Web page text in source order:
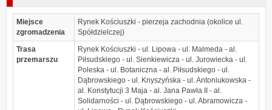
Miejsce
zgromadzenia
Rynek Kościuszki - pierzeja zachodnia (okolice ul.
Spółdzielczej)
Trasa
przemarszu
Rynek Kościuszki - ul. Lipowa - ul. Malmeda - al.
Piłsudskiego - ul. Sienkiewicza - ul. Jurowiecka - ul.
Poleska - ul. Botaniczna - al. Piłsudskiego - ul.
Dąbrowskiego - ul. Knyszyńska - ul. Antoniukowska -
al. Konstytucji 3 Maja - al. Jana Pawła II - al.
Solidarności - ul. Dąbrowskiego - ul. Abramowicza -